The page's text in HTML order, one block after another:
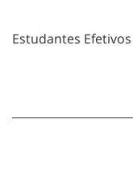
Estudantes Efetivos